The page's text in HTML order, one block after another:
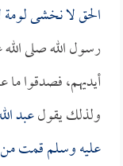
الحق لا نخشى لومة
رسول الله صلى
أيديهم، فصدقوا
ولذلك يقولعبد
عليه وسلم قمت